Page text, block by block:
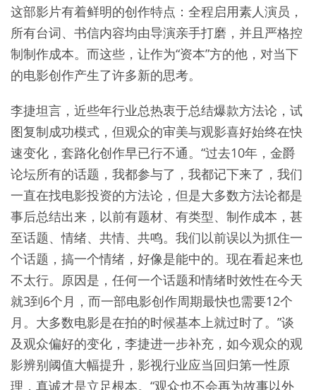
这部影片有着鲜明的创作特点：全程启用素人演员，
所有台词、书信内容均由导演亲手打磨，并且严格控
制制作成本。而这些，让作为“资本”方的他，对当下
的电影创作产生了许多新的思考。
李捷坦言，近些年行业总热衷于总结爆款方法论，试
图复制成功模式，但观众的审美与观影喜好始终在快
速变化，套路化创作早已行不通。“过去10年，金爵
论坛所有的话题，我都参与了，我都记下来了，我们
一直在找电影投资的方法论，但是大多数方法论都是
事后总结出来，以前有题材、有类型、制作成本，甚
至话题、情绪、共情、共鸣。我们以前误以为抓住一
个话题，搞一个情绪，好像是能中的。现在看起来也
不太行。原因是，任何一个话题和情绪时效性在今天
就3到6个月，而一部电影创作周期最快也需要12个
月。大多数电影是在拍的时候基本上就过时了。”谈
及观众偏好的变化，李捷进一步补充，如今观众的观
影辨别阈值大幅提升，影视行业应当回归第一性原
理，真诚才是立足根本。“观众也不会再为故事以外